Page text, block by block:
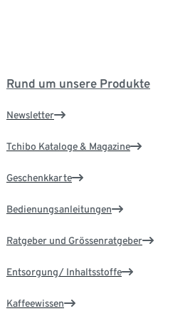
Rund um unsere Produkte
Newsletter
Tchibo Kataloge & Magazine
Geschenkkarte
Bedienungsanleitungen
Ratgeber und Grössenratgeber
Entsorgung/ Inhaltsstoffe
Kaffeewissen